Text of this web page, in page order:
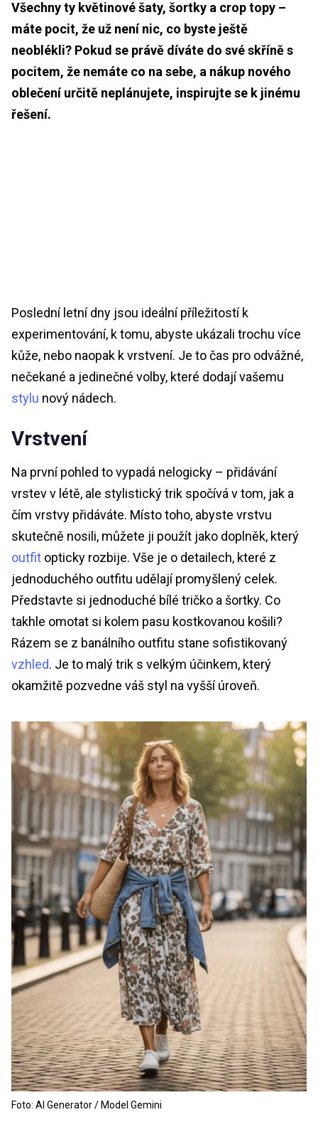
Všechny ty květinové šaty, šortky a crop topy –
máte pocit, že už není nic, co byste ještě
neoblékli? Pokud se právě díváte do své skříně s
pocitem, že nemáte co na sebe, a nákup nového
oblečení určitě neplánujete, inspirujte se k jinému
řešení.
Poslední letní dny jsou ideální příležitostí k
experimentování, k tomu, abyste ukázali trochu více
kůže, nebo naopak k vrstvení. Je to čas pro odvážné,
nečekané a jedinečné volby, které dodají vašemu
stylu nový nádech.
Vrstvení
Na první pohled to vypadá nelogicky – přidávání
vrstev v létě, ale stylistický trik spočívá v tom, jak a
čím vrstvy přidáváte. Místo toho, abyste vrstvu
skutečně nosili, můžete ji použít jako doplněk, který
outfit opticky rozbije. Vše je o detailech, které z
jednoduchého outfitu udělají promyšlený celek.
Představte si jednoduché bílé tričko a šortky. Co
takhle omotat si kolem pasu kostkovanou košili?
Rázem se z banálního outfitu stane sofistikovaný
vzhled. Je to malý trik s velkým účinkem, který
okamžitě pozvedne váš styl na vyšší úroveň.
Foto: AI Generator / Model Gemini